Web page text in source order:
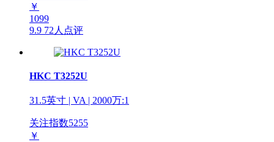
￥
1099
9.9 72人点评
HKC T3252U
31.5英寸 | VA | 2000万:1
关注指数5255
￥